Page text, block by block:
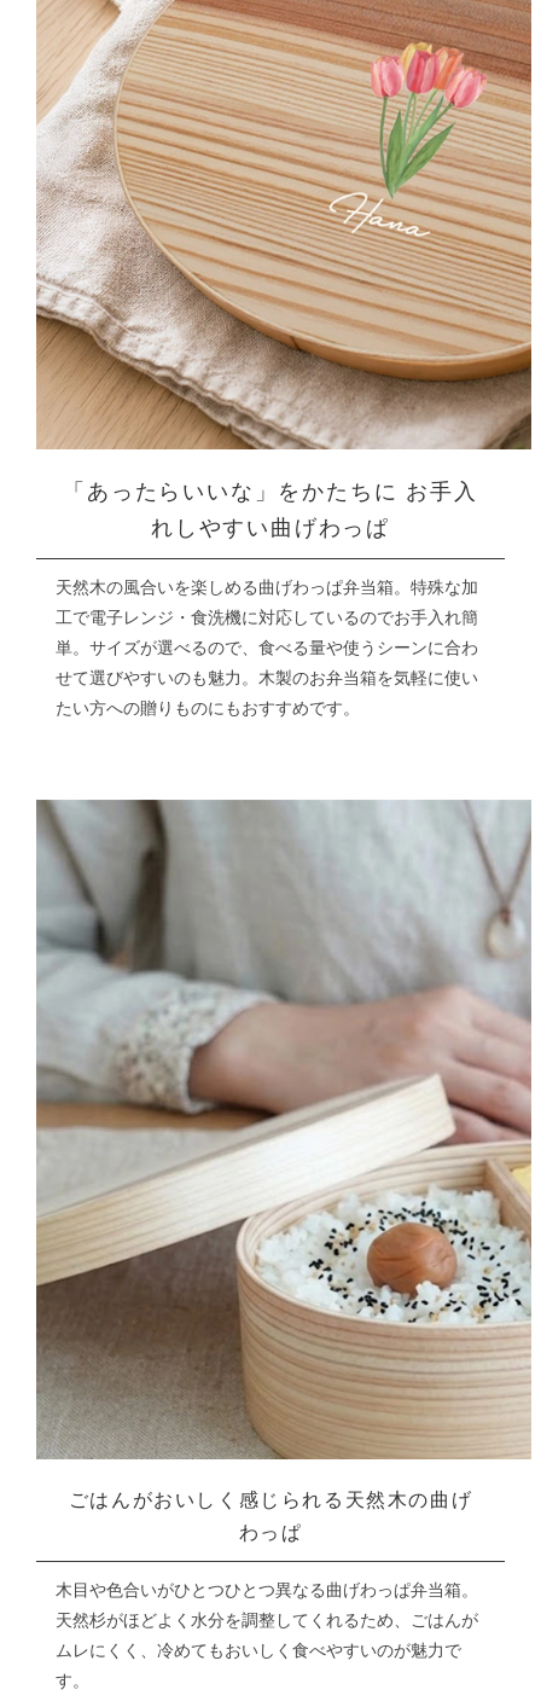
「あったらいいな」をかたちに お手入
れしやすい曲げわっぱ
天然木の風合いを楽しめる曲げわっぱ弁当箱。特殊な加
工で電子レンジ・食洗機に対応しているのでお手入れ簡
単。 サイズが選べるので、食べる量や使うシーンに合わ
せて選びやすいのも魅力。 木製のお弁当箱を気軽に使い
たい方への贈りものにもおすすめです。
ごはんがおいしく感じられる 天然木の曲げ
わっぱ
木目や色合いがひとつひとつ異なる曲げわっぱ弁当箱。
天然杉がほどよく水分を調整してくれるため、ごはんが
ムレにくく、 冷めてもおいしく食べやすいのが魅力で
す。